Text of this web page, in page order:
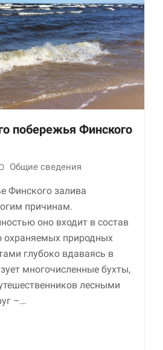
побережья Финского
Общие сведения
Финского залива
причинам.
оно входит в состав
охраняемых природных
глубоко вдаваясь в
многочисленные бухты,
лесными
–…
Необходимые
Использование
обязательно. Они
необходимы для
веб-сайта.
Статистика и